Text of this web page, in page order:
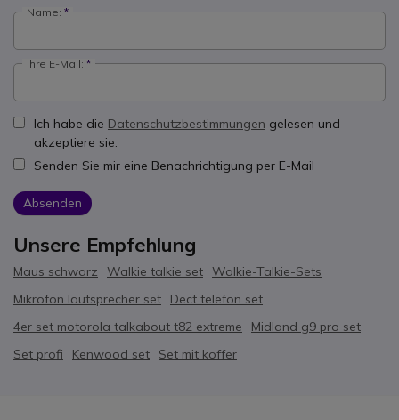
Name:
Ihre E-Mail:
Ich habe die Datenschutzbestimmungen gelesen und
akzeptiere sie.
Senden Sie mir eine Benachrichtigung per E-Mail
Absenden
Unsere Empfehlung
Maus schwarz Walkie talkie set Walkie-Talkie-Sets
Mikrofon lautsprecher set
Dect telefon set
4er set motorola talkabout t82 extreme
Midland g9 pro set
Set profi
Kenwood set Set mit koffer